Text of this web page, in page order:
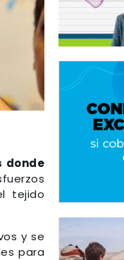
donde
tejido
y se
para